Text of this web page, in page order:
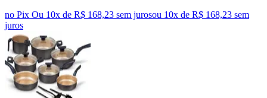
no Pix Ou 10x de R$ 168,23 sem jurosou 10x de R$ 168,23 sem
juros